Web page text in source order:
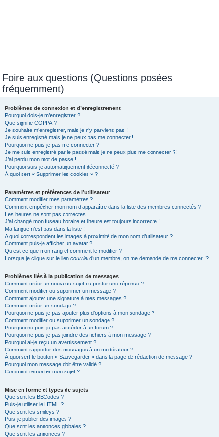
Foire aux questions (Questions posées
fréquemment)
Problèmes de connexion et d’enregistrement
Pourquoi dois-je m’enregistrer ?
Que signifie COPPA ?
Je souhaite m’enregistrer, mais je n’y parviens pas !
Je suis enregistré mais je ne peux pas me connecter !
Pourquoi ne puis-je pas me connecter ?
Je me suis enregistré par le passé mais je ne peux plus me connecter ?!
J’ai perdu mon mot de passe !
Pourquoi suis-je automatiquement déconnecté ?
À quoi sert « Supprimer les cookies » ?
Paramètres et préférences de l’utilisateur
Comment modifier mes paramètres ?
Comment empêcher mon nom d’apparaître dans la liste des membres connectés ?
Les heures ne sont pas correctes !
J’ai changé mon fuseau horaire et l’heure est toujours incorrecte !
Ma langue n’est pas dans la liste !
A quoi correspondent les images à proximité de mon nom d’utilisateur ?
Comment puis-je afficher un avatar ?
Qu’est-ce que mon rang et comment le modifier ?
Lorsque je clique sur le lien courrield’un membre, on me demande de me connecter !?
Problèmes liés à la publication de messages
Comment créer un nouveau sujet ou poster une réponse ?
Comment modifier ou supprimer un message ?
Comment ajouter une signature à mes messages ?
Comment créer un sondage ?
Pourquoi ne puis-je pas ajouter plus d’options à mon sondage ?
Comment modifier ou supprimer un sondage ?
Pourquoi ne puis-je pas accéder à un forum ?
Pourquoi ne puis-je pas joindre des fichiers à mon message ?
Pourquoi ai-je reçu un avertissement ?
Comment rapporter des messages à un modérateur ?
À quoi sert le bouton « Sauvegarder » dans la page de rédaction de message ?
Pourquoi mon message doit être validé ?
Comment remonter mon sujet ?
Mise en forme et types de sujets
Que sont les BBCodes ?
Puis-je utiliser le HTML ?
Que sont les smileys ?
Puis-je publier des images ?
Que sont les annonces globales ?
Que sont les annonces ?